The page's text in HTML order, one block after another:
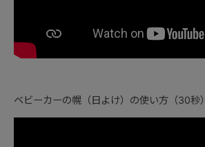
ベビーカーの幌（日よけ）の使い方（30秒）